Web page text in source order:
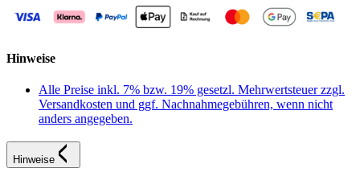
Hinweise
Alle Preise inkl. 7% bzw. 19% gesetzl. Mehrwertsteuer zzgl.
Versandkosten und ggf. Nachnahmegebühren, wenn nicht
anders angegeben.
Hinweise